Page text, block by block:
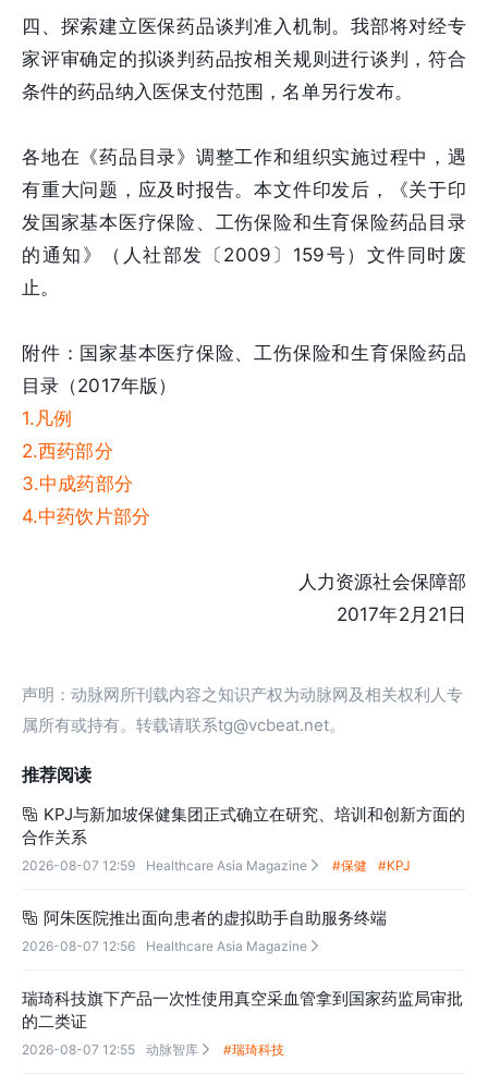
四、探索建立医保药品谈判准入机制。我部将对经专
家评审确定的拟谈判药品按相关规则进行谈判，符合
条件的药品纳入医保支付范围，名单另行发布。
各地在《药品目录》调整工作和组织实施过程中，遇
有重大问题，应及时报告。本文件印发后，《关于印
发国家基本医疗保险、工伤保险和生育保险药品目录
的通知》（人社部发〔2009〕159号）文件同时废
止。
附件：国家基本医疗保险、工伤保险和生育保险药品
目录（2017年版）
1.凡例
2.西药部分
3.中成药部分
4.中药饮片部分
人力资源社会保障部
2017年2月21日
声明：动脉网所刊载内容之知识产权为动脉网及相关权利人专
属所有或持有。转载请联系tg@vcbeat.net。
推荐阅读
 KPJ与新加坡保健集团正式确立在研究、培训和创新方面的
合作关系
2026-08-07 12:59 Healthcare Asia Magazine  #保健 #KPJ
 阿朱医院推出面向患者的虚拟助手自助服务终端
2026-08-07 12:56 Healthcare Asia Magazine 
瑞琦科技旗下产品一次性使用真空采血管拿到国家药监局审批
的二类证
2026-08-07 12:55 动脉智库  #瑞琦科技